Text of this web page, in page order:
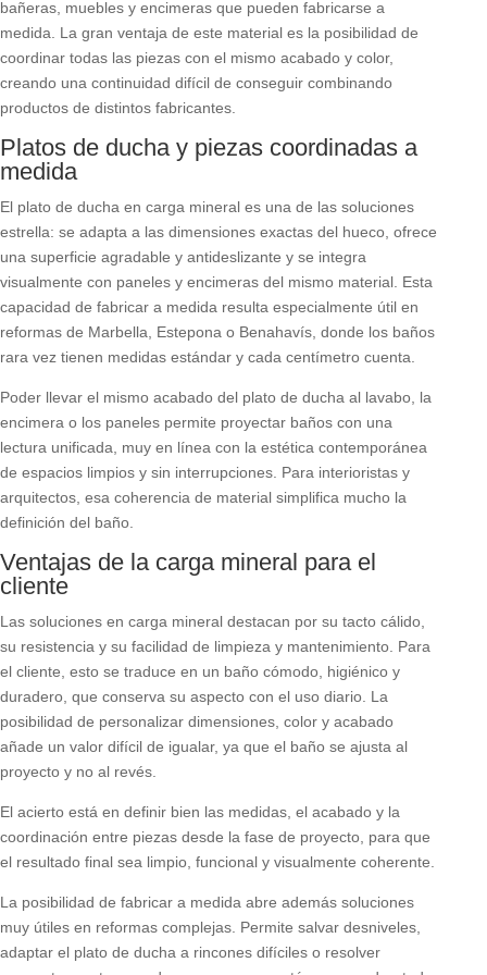
bañeras, muebles y encimeras que pueden fabricarse a
medida. La gran ventaja de este material es la posibilidad de
coordinar todas las piezas con el mismo acabado y color,
creando una continuidad difícil de conseguir combinando
productos de distintos fabricantes.
Platos de ducha y piezas coordinadas a
medida
El plato de ducha en carga mineral es una de las soluciones
estrella: se adapta a las dimensiones exactas del hueco, ofrece
una superficie agradable y antideslizante y se integra
visualmente con paneles y encimeras del mismo material. Esta
capacidad de fabricar a medida resulta especialmente útil en
reformas de Marbella, Estepona o Benahavís, donde los baños
rara vez tienen medidas estándar y cada centímetro cuenta.
Poder llevar el mismo acabado del plato de ducha al lavabo, la
encimera o los paneles permite proyectar baños con una
lectura unificada, muy en línea con la estética contemporánea
de espacios limpios y sin interrupciones. Para interioristas y
arquitectos, esa coherencia de material simplifica mucho la
definición del baño.
Ventajas de la carga mineral para el
cliente
Las soluciones en carga mineral destacan por su tacto cálido,
su resistencia y su facilidad de limpieza y mantenimiento. Para
el cliente, esto se traduce en un baño cómodo, higiénico y
duradero, que conserva su aspecto con el uso diario. La
posibilidad de personalizar dimensiones, color y acabado
añade un valor difícil de igualar, ya que el baño se ajusta al
proyecto y no al revés.
El acierto está en definir bien las medidas, el acabado y la
coordinación entre piezas desde la fase de proyecto, para que
el resultado final sea limpio, funcional y visualmente coherente.
La posibilidad de fabricar a medida abre además soluciones
muy útiles en reformas complejas. Permite salvar desniveles,
adaptar el plato de ducha a rincones difíciles o resolver